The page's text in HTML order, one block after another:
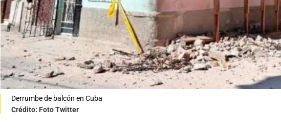
Derrumbe de balcón en Cuba
Crédito: Foto Twitter